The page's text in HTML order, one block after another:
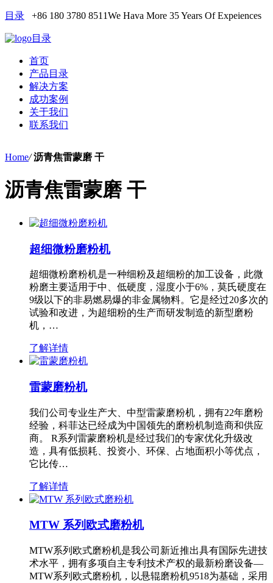
目录 +86 180 3780 8511We Hava More 35 Years Of Expeiences
目录
首页
产品目录
解决方案
成功案例
关于我们
联系我们
Home/沥青焦雷蒙磨 干
沥青焦雷蒙磨 干
超细微粉磨粉机
超细微粉磨粉机是一种细粉及超细粉的加工设备，此微
粉磨主要适用于中、低硬度，湿度小于6%，莫氏硬度在
9级以下的非易燃易爆的非金属物料。它是经过20多次的
试验和改进，为超细粉的生产而研发制造的新型磨粉
机，…
了解详情
雷蒙磨粉机
我们公司专业生产大、中型雷蒙磨粉机，拥有22年磨粉
经验，科菲达已经成为中国领先的磨粉机制造商和供应
商。 R系列雷蒙磨粉机是经过我们的专家优化升级改
造，具有低损耗、投资小、环保、占地面积小等优点，
它比传…
了解详情
MTW 系列欧式磨粉机
MTW系列欧式磨粉机是我公司新近推出具有国际先进技
术水平，拥有多项自主专利技术产权的最新粉磨设备—
MTW系列欧式磨粉机，以悬辊磨粉机9518为基础，采用